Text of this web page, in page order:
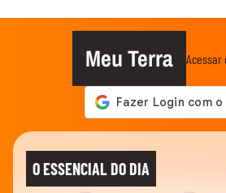
Meu Terra
O ESSENCIAL DO DIA